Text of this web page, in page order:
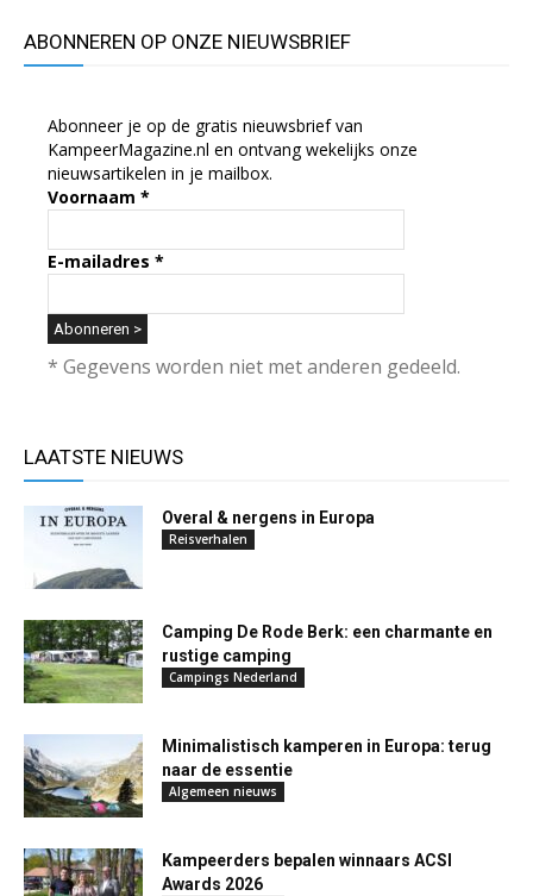
ABONNEREN OP ONZE NIEUWSBRIEF
Abonneer je op de gratis nieuwsbrief van
KampeerMagazine.nl en ontvang wekelijks onze
nieuwsartikelen in je mailbox.
Voornaam *
E-mailadres *
* Gegevens worden niet met anderen gedeeld.
LAATSTE NIEUWS
Overal & nergens in Europa
Reisverhalen
Camping De Rode Berk: een charmante en
rustige camping
Campings Nederland
Minimalistisch kamperen in Europa: terug
naar de essentie
Algemeen nieuws
Kampeerders bepalen winnaars ACSI
Awards 2026